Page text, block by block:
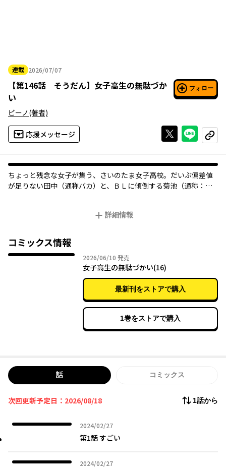
連載 2026/07/07
2026年07月07日
【第146話 そうだん】 女子高生の無駄づか
い
フォロー
ビーノ (著者)
応援メッセージ Xで投稿する
ライン
コピー
ちょっと残念な女子が集う、さいのたま女子高校。だいぶ偏差値
が足りない田中（通称バカ）と、ＢＬに傾倒する菊池（通称：ヲ
い “女子高生”を無駄に浪費する、日常学園コメディ。
詳細情報
コミックス情報
2026/06/10 2026年06月10日
発売
女子高生の無駄づかい(16)
最新刊をストアで購入
1巻をストアで購入
話 コミックス
次回更新予定日：2026/08/18 1話から
2024/02/27
2024年02月27日
第1話 すごい
2024/02/27
2024年02月27日